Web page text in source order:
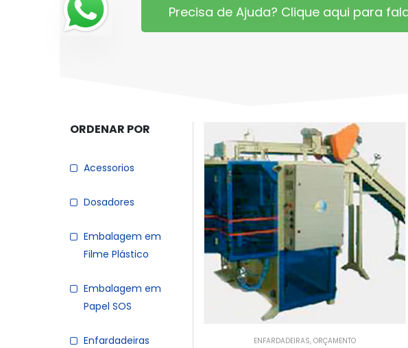
Precisa de Ajuda? Clique aqui para
ORDENAR POR
Acessorios
Dosadores
Embalagem em
Filme Plástico
Embalagem em
Papel SOS
Enfardadeiras ENFARDADEIRAS, ORÇAMENTO